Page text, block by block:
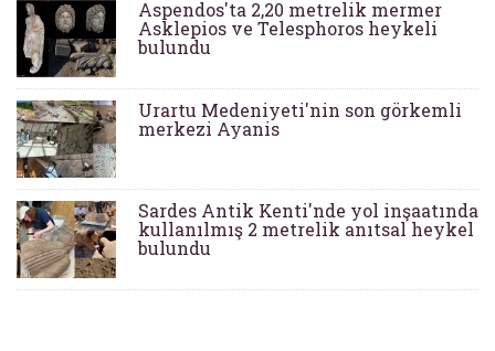
Aspendos'ta 2,20 metrelik mermer
Asklepios ve Telesphoros heykeli
bulundu
Urartu Medeniyeti'nin son görkemli
merkezi Ayanis
Sardes Antik Kenti'nde yol inşaatında
kullanılmış 2 metrelik anıtsal heykel
bulundu